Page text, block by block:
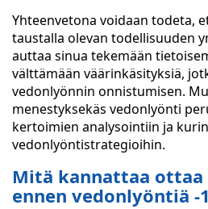
Yhteenvetona voidaan todeta,
taustalla olevan todellisuuden
auttaa sinua tekemään
välttämään väärinkäsityksiä,
vedonlyönnin onnistumisen.
menestyksekäs vedonlyönti
kertoimien analysointiin ja
vedonlyöntistrategioihin.
Mitä kannattaa ottaa
ennen vedonlyöntiä